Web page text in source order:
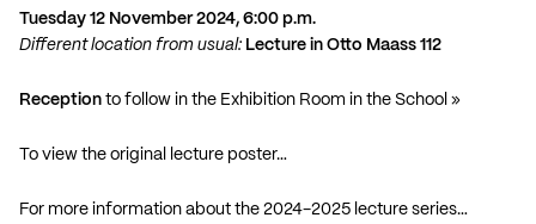
Tuesday 12 November 2024, 6:00 p.m.
Different location from usual: Lecture in Otto Maass 112
Reception to follow in the Exhibition Room in the School »
To view the original lecture poster…
For more information about the 2024-2025 lecture series…